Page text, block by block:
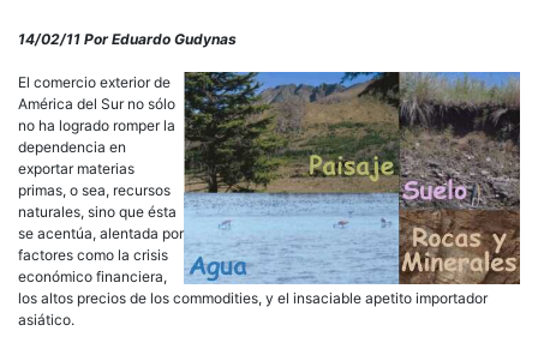
14/02/11 Por Eduardo Gudynas
El comercio exterior de
América del Sur no sólo
no ha logrado romper la
dependencia en
exportar materias
primas, o sea, recursos
naturales, sino que ésta
se acentúa, alentada por
factores como la crisis
económico financiera,
los altos precios de los commodities, y el insaciable apetito importador
asiático.